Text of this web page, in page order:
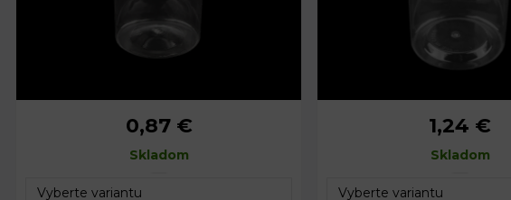
5,6 cm
6 cm
0,87 €
Skladom
7,4
8,7
1,24 €
Skladom